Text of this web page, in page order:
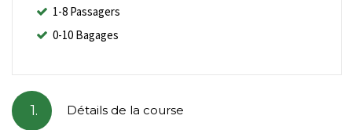
1-8 Passagers
0-10 Bagages
1. Détails de la course